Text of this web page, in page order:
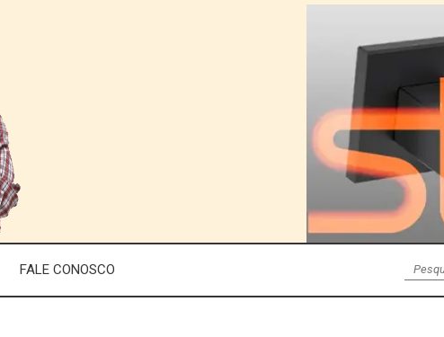
FALE CONOSCO